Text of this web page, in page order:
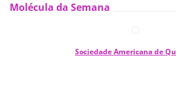
Molécula da Semana
Sociedade Americana de